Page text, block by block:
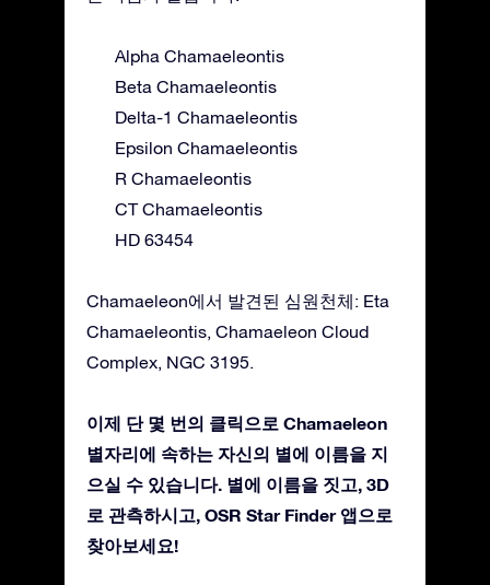
Alpha Chamaeleontis
Beta Chamaeleontis
Delta-1 Chamaeleontis
Epsilon Chamaeleontis
R Chamaeleontis
CT Chamaeleontis
HD 63454
Chamaeleon에서 발견된 심원천체: Eta
Chamaeleontis, Chamaeleon Cloud
Complex, NGC 3195.
이제 단 몇 번의 클릭으로 Chamaeleon
별자리에 속하는 자신의 별에 이름을 지
으실 수 있습니다. 별에 이름을 짓고, 3D
로 관측하시고, OSR Star Finder 앱으로
찾아보세요!